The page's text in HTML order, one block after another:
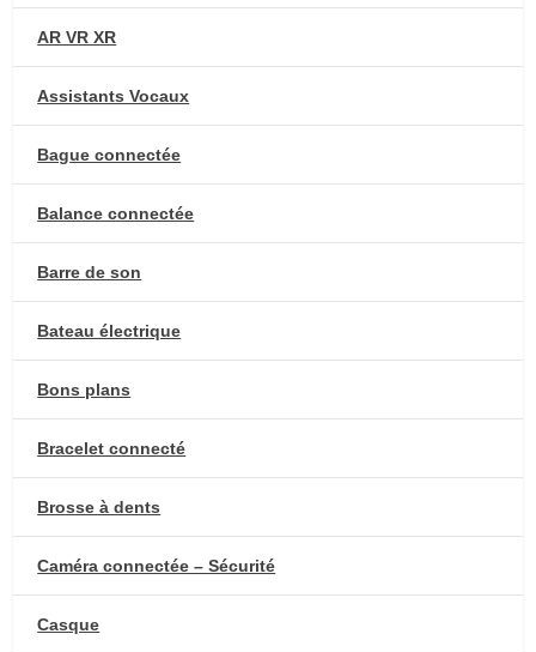
AR VR XR
Assistants Vocaux
Bague connectée
Balance connectée
Barre de son
Bateau électrique
Bons plans
Bracelet connecté
Brosse à dents
Caméra connectée – Sécurité
Casque